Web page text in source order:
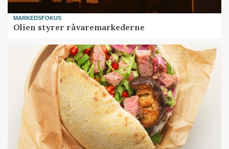
MARKEDSFOKUS
Olien styrer råvaremarkederne